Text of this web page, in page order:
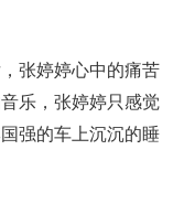
张婷婷心中的痛苦
乐，张婷婷只感觉
强的车上沉沉的睡